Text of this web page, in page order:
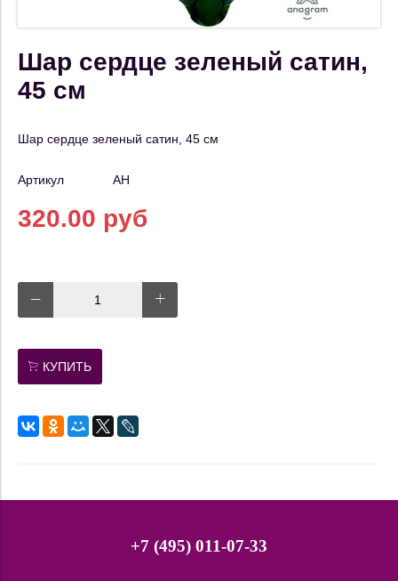
Шар сердце зеленый сатин,
45 см
Шар сердце зеленый сатин, 45 см
Артикул АН
320.00 руб
КУПИТЬ
+7 (495) 011-07-33